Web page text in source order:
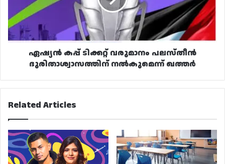
ദുരിതാശ്വാസത്തിന്
നൽകുമെന്ന്
ഖത്തർ
ഏഷ്യൻ കപ്പ് ടിക്കറ്റ് വരുമാനം പലസ്തീൻ
ദുരിതാശ്വാസത്തിന് നൽകുമെന്ന് ഖത്തർ
Related Articles